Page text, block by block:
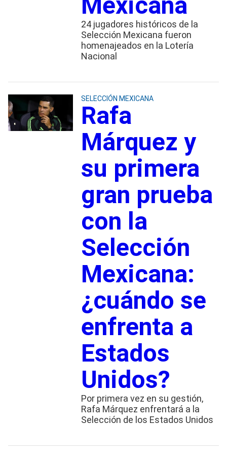
24 jugadores históricos de la
Selección Mexicana fueron
homenajeados en la Lotería
Nacional
SELECCIÓN MEXICANA
Rafa
Márquez y
su primera
gran prueba
con la
Selección
Mexicana:
¿cuándo se
enfrenta a
Estados
Unidos?
Por primera vez en su gestión,
Rafa Márquez enfrentará a la
Selección de los Estados Unidos